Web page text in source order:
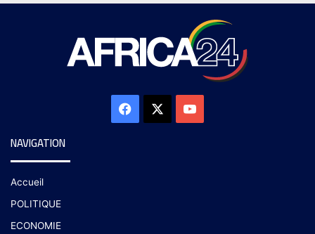
NAVIGATION
Accueil
POLITIQUE
ECONOMIE